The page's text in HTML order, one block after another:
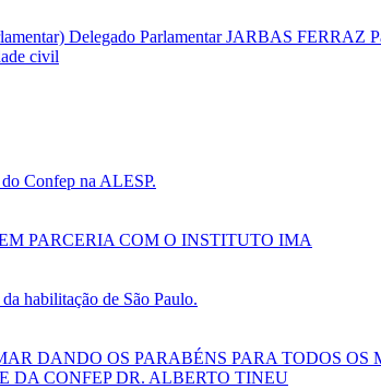
Delegado Parlamentar JARBAS FERRAZ
civil
Confep na ALESP.
PARCERIA COM O INSTITUTO IMA
habilitação de São Paulo.
DANDO OS PARABÉNS PARA TODOS
DA CONFEP DR. ALBERTO TINEU